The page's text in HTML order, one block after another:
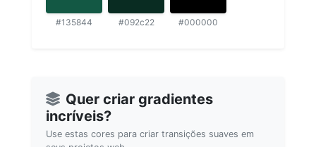
#135844 #092c22 #000000
Quer criar gradientes
incríveis?
Use estas cores para criar transições suaves em